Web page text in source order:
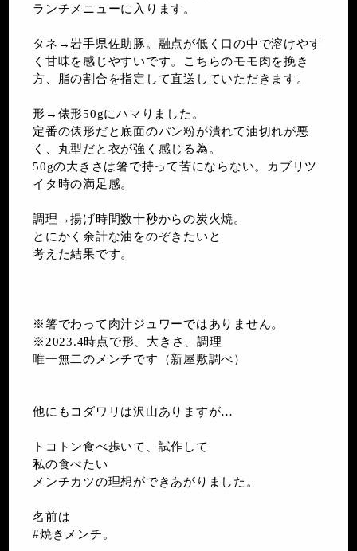
ランチメニューに入ります。
タネ→岩手県佐助豚。融点が低く口の中で溶けやす
く甘味を感じやすいです。こちらのモモ肉を挽き
方、脂の割合を指定して直送していただきます。
形→俵形50gにハマりました。
定番の俵形だと底面のパン粉が潰れて油切れが悪
く、丸型だと衣が強く感じる為。
50gの大きさは箸で持って苦にならない。カブリツ
イタ時の満足感。
調理→揚げ時間数十秒からの炭火焼。
とにかく余計な油をのぞきたいと
考えた結果です。
※箸でわって肉汁ジュワーではありません。
※2023.4時点で形、大きさ、調理
唯一無二のメンチです（新屋敷調べ）
他にもコダワリは沢山ありますが…
トコトン食べ歩いて、試作して
私の食べたい
メンチカツの理想ができあがりました。
名前は
#焼きメンチ。